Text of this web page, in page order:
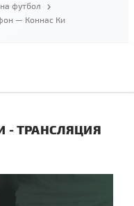
футбол
— Коннас Ки
- ТРАНСЛЯЦИЯ